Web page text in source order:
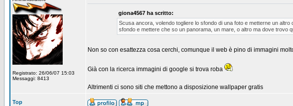
Registrato: 26/06/07 15:03
Messaggi: 8413
giona4567 ha scritto:
Scusa ancora, volendo togliere lo sfondo di una foto e metterne un
sfondo e mettere che so un panorama, un mare, o altro ma dove trovo
Non so con esattezza cosa cerchi, comunque il web è pino di immagini
Già con la ricerca immagini di google si trova roba
Altrimenti ci sono siti che mettono a disposizione wallpaper gratis
Top